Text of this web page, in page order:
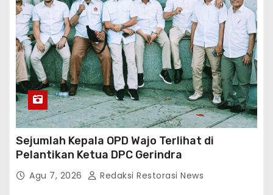
Sejumlah Kepala OPD Wajo Terlihat di
Pelantikan Ketua DPC Gerindra
Agu 7, 2026 Redaksi Restorasi News